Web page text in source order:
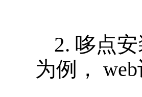
2. 哆点
为例， web